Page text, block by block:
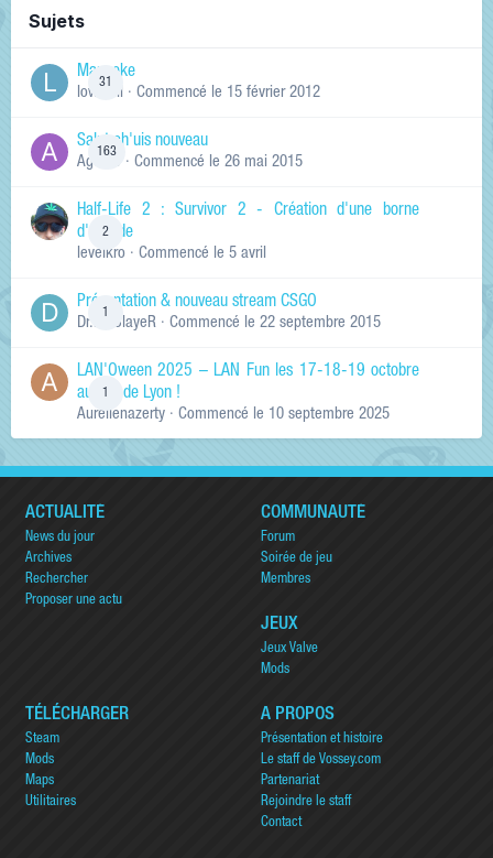
Sujets
31
Manneke
lowskill · Commencé le 15 février 2012
163
Salut ch'uis nouveau
Ag0Nie · Commencé le 26 mai 2015
2
Half-Life 2 : Survivor 2 - Création d'une borne
d'arcade
levelkro · Commencé le 5 avril
Présentation & nouveau stream CSGO
Dr.KinSlayeR · Commencé le 22 septembre 2015
LAN'Oween 2025 – LAN Fun les 17-18-19 octobre
au sud de Lyon !
Aurelienazerty · Commencé le 10 septembre 2025
ACTUALITÉ
News du jour
Archives
Rechercher
Proposer une actu
COMMUNAUTÉ
Forum
Soirée de jeu
Membres
JEUX
Jeux Valve
Mods
TÉLÉCHARGER
Steam
Mods
Maps
Utilitaires
A PROPOS
Présentation et histoire
Le staff de Vossey.com
Partenariat
Rejoindre le staff
Contact